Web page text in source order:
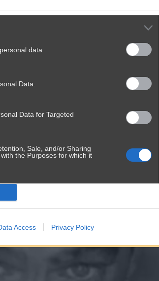
data.
Data.
Data for Targeted
Sale, and/or Sharing
the Purposes for which it
Access Privacy Policy